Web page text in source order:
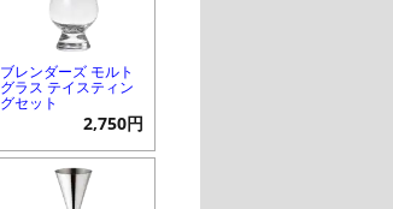
ブレンダーズ モルト
グラス テイスティン
グセット
2,750円